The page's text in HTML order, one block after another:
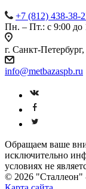
+7 (812) 438-38-
Пн. – Пт.: с 9:00 до
г. Санкт-
info@metbazaspb.ru
Обращаем ваше
исключительно
условиях не
© 2026 "Сталлеон"